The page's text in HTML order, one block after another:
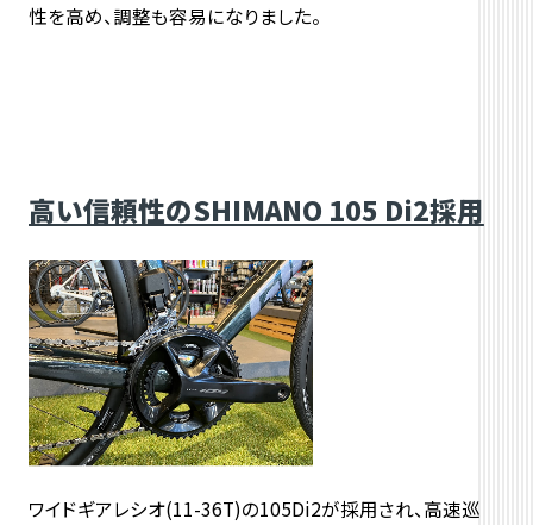
性を高め、調整も容易になりました。
高い信頼性のSHIMANO 105 Di2採用
ワイドギアレシオ(11-36T)の105Di2が採用され、高速巡